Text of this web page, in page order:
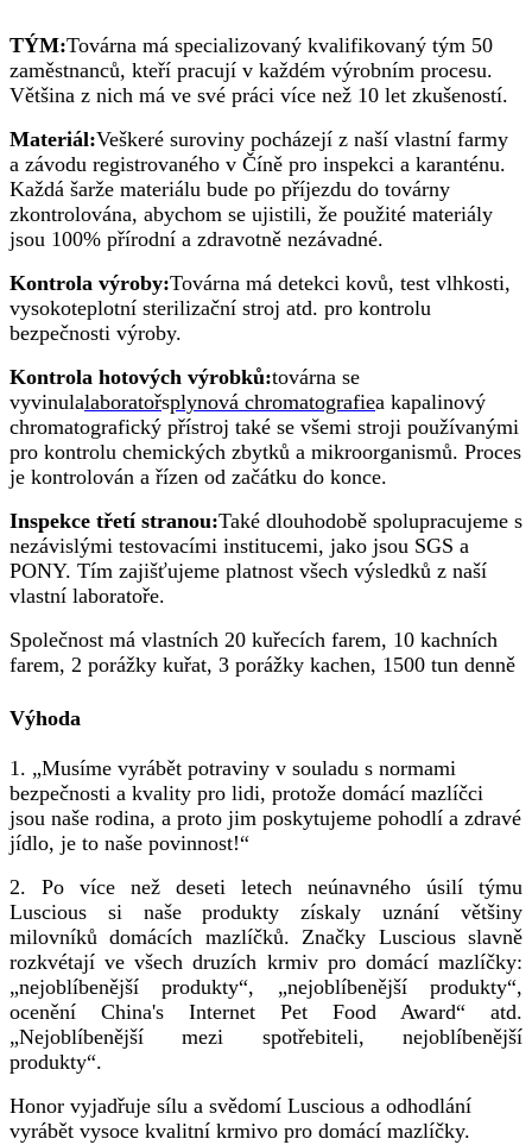
TÝM:Továrna má specializovaný kvalifikovaný tým 50
zaměstnanců, kteří pracují v každém výrobním procesu.
Většina z nich má ve své práci více než 10 let zkušeností.
Materiál:Veškeré suroviny pocházejí z naší vlastní farmy
a závodu registrovaného v Číně pro inspekci a karanténu.
Každá šarže materiálu bude po příjezdu do továrny
zkontrolována, abychom se ujistili, že použité materiály
jsou 100% přírodní a zdravotně nezávadné.
Kontrola výroby:Továrna má detekci kovů, test vlhkosti,
vysokoteplotní sterilizační stroj atd. pro kontrolu
bezpečnosti výroby.
Kontrola hotových výrobků:továrna se
vyvinulalaboratořsplynová chromatografiea kapalinový
chromatografický přístroj také se všemi stroji používanými
pro kontrolu chemických zbytků a mikroorganismů. Proces
je kontrolován a řízen od začátku do konce.
Inspekce třetí stranou:Také dlouhodobě spolupracujeme s
nezávislými testovacími institucemi, jako jsou SGS a
PONY. Tím zajišťujeme platnost všech výsledků z naší
vlastní laboratoře.
Společnost má vlastních 20 kuřecích farem, 10 kachních
farem, 2 porážky kuřat, 3 porážky kachen, 1500 tun denně
Výhoda
1. „Musíme vyrábět potraviny v souladu s normami
bezpečnosti a kvality pro lidi, protože domácí mazlíčci
jsou naše rodina, a proto jim poskytujeme pohodlí a zdravé
jídlo, je to naše povinnost!“
2. Po více než deseti letech neúnavného úsilí týmu
Luscious si naše produkty získaly uznání většiny
milovníků domácích mazlíčků. Značky Luscious slavně
rozkvétají ve všech druzích krmiv pro domácí mazlíčky:
„nejoblíbenější produkty“, „nejoblíbenější produkty“,
ocenění China's Internet Pet Food Award“ atd.
„Nejoblíbenější mezi spotřebiteli, nejoblíbenější
produkty“.
Honor vyjadřuje sílu a svědomí Luscious a odhodlání
vyrábět vysoce kvalitní krmivo pro domácí mazlíčky.